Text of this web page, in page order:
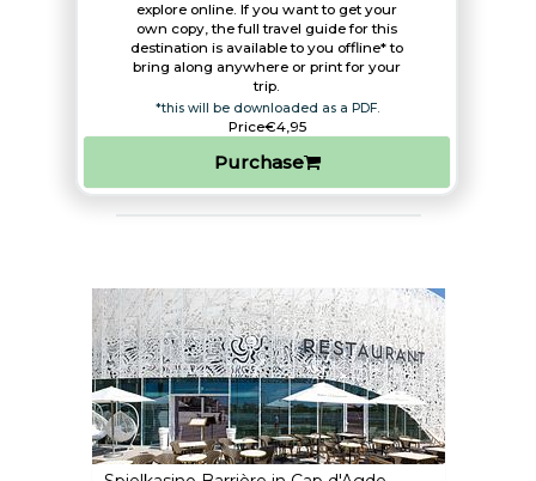
explore online. If you want to get your
own copy, the full travel guide for this
destination is available to you offline* to
bring along anywhere or print for your
trip.​
*this will be downloaded as a PDF.
Price€4,95
Purchase